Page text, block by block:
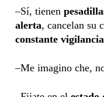
–Sí, tienen
alerta, cancelan su
constante
–Me imagino che,